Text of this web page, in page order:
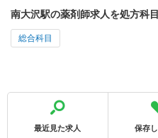
南大沢駅の薬剤師求人を処方科
総合科目
最近見た求人 保存